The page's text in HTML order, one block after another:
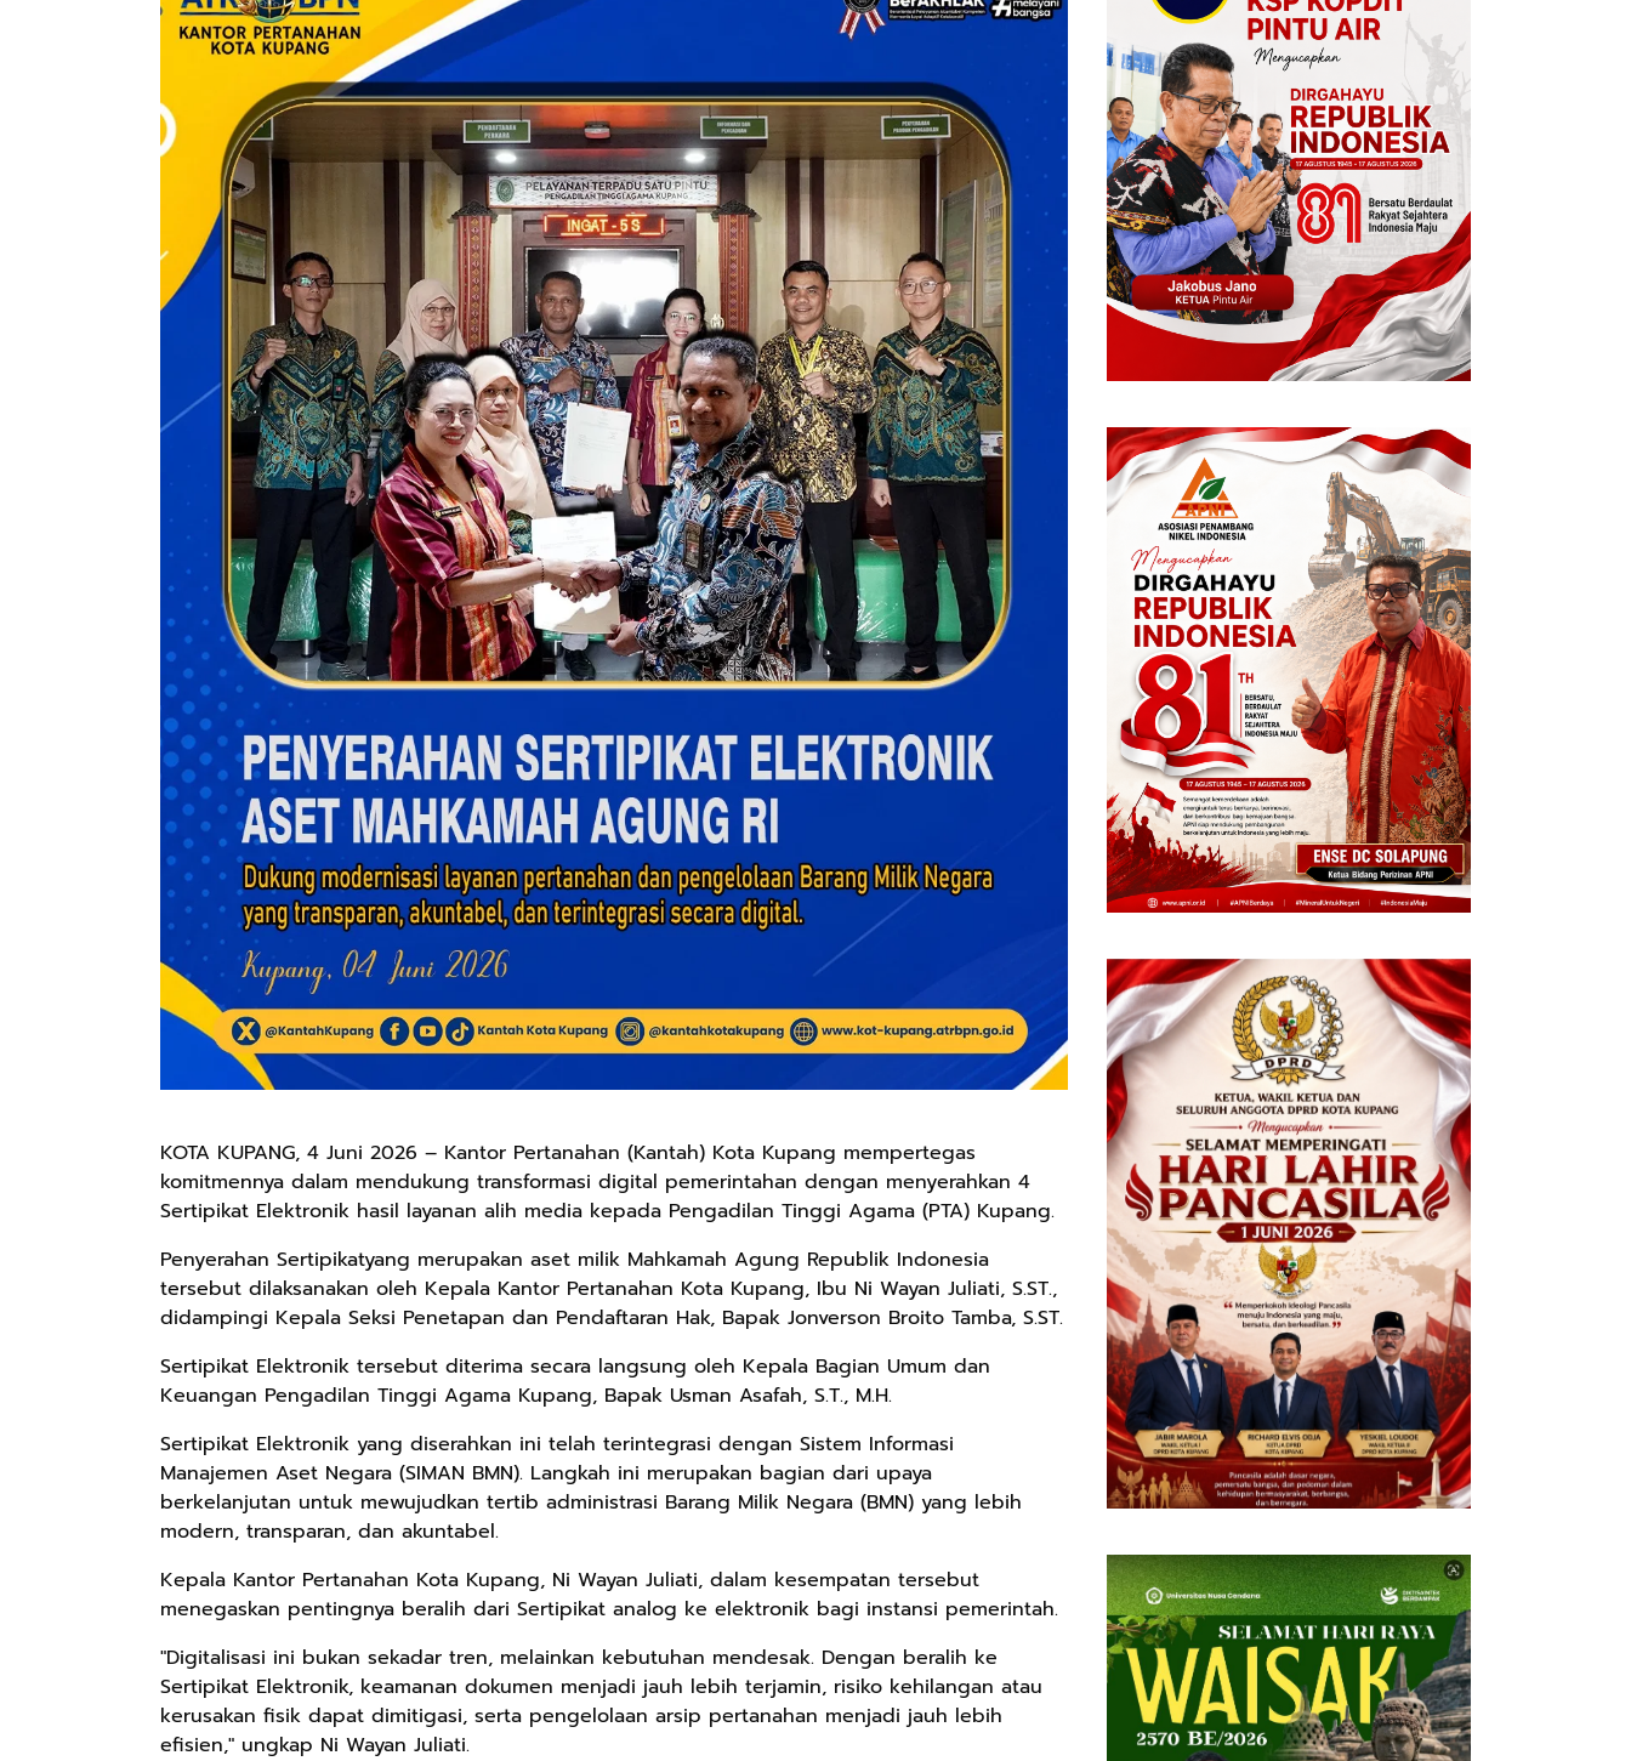
KOTA KUPANG, 4 Juni 2026 – Kantor Pertanahan (Kantah) Kota Kupang mempertegas
komitmennya dalam mendukung transformasi digital pemerintahan dengan menyerahkan 4
Sertipikat Elektronik hasil layanan alih media kepada Pengadilan Tinggi Agama (PTA) Kupang.
Penyerahan Sertipikatyang merupakan aset milik Mahkamah Agung Republik Indonesia
tersebut dilaksanakan oleh Kepala Kantor Pertanahan Kota Kupang, Ibu Ni Wayan Juliati, S.ST.,
didampingi Kepala Seksi Penetapan dan Pendaftaran Hak, Bapak Jonverson Broito Tamba, S.ST.
Sertipikat Elektronik tersebut diterima secara langsung oleh Kepala Bagian Umum dan
Keuangan Pengadilan Tinggi Agama Kupang, Bapak Usman Asafah, S.T., M.H.
Sertipikat Elektronik yang diserahkan ini telah terintegrasi dengan Sistem Informasi
Manajemen Aset Negara (SIMAN BMN). Langkah ini merupakan bagian dari upaya
berkelanjutan untuk mewujudkan tertib administrasi Barang Milik Negara (BMN) yang lebih
modern, transparan, dan akuntabel.
Kepala Kantor Pertanahan Kota Kupang, Ni Wayan Juliati, dalam kesempatan tersebut
menegaskan pentingnya beralih dari Sertipikat analog ke elektronik bagi instansi pemerintah.
"Digitalisasi ini bukan sekadar tren, melainkan kebutuhan mendesak. Dengan beralih ke
Sertipikat Elektronik, keamanan dokumen menjadi jauh lebih terjamin, risiko kehilangan atau
kerusakan fisik dapat dimitigasi, serta pengelolaan arsip pertanahan menjadi jauh lebih
efisien," ungkap Ni Wayan Juliati.